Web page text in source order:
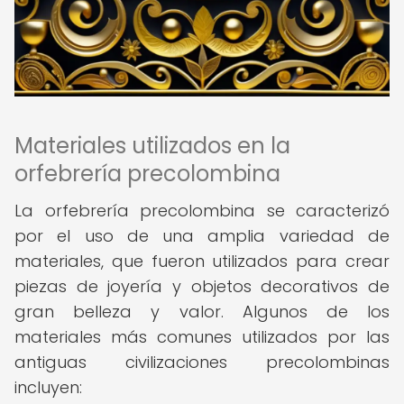
Materiales utilizados en la
orfebrería precolombina
La orfebrería precolombina se caracterizó
por el uso de una amplia variedad de
materiales, que fueron utilizados para crear
piezas de joyería y objetos decorativos de
gran belleza y valor. Algunos de los
materiales más comunes utilizados por las
antiguas civilizaciones precolombinas
incluyen: